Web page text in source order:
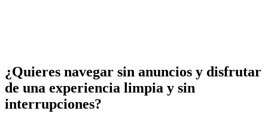
¿Quieres navegar sin anuncios y disfrutar
de una experiencia limpia y sin
interrupciones?